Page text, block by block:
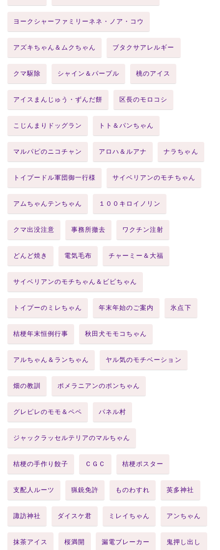
ヨークシャーファミリーネネ・ノア・コウ
アズキちゃん＆ムクちゃん ブタクサアレルギー
クマ駆除 シャイン＆パープル 桃のアイス
アイスまんじゅう・ずんだ餅 区長のモロコシ
こじんまりドッグラン トト＆パンちゃん
マルパピのニコチャン アロハ＆ルアナ ナラちゃん
トイプードル軍団御一行様 サイベリアンのモチちゃん
アムちゃんテンちゃん １００キロイノリン
クマ出没注意 事務所撤去 ワクチン注射
どんど焼き 電気毛布 チャーミー＆大福
サイベリアンのモチちゃん＆ビビちゃん
トイプーのミレちゃん 年末年始のご案内 氷点下
桔梗年末恒例行事 秋田犬モモコちゃん
アルちゃん＆ランちゃん ヤル気のモチベーション
畑の教訓 ポメラニアンのポンちゃん
グレピレのモモ＆ペペ パネル村
ジャックラッセルテリアのマルちゃん
桔梗の手作り餃子 ＣＧＣ 桔梗ポスター
支配人ルーツ 猟銃免許 ものわすれ 英多神社
諏訪神社 ダイスケ君 ミレイちゃん アンちゃん
抹茶アイス 桜満開 漏電ブレーカー 鬼押し出し